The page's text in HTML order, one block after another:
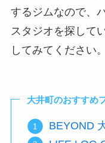
するジムなので、
スタジオを探して
してみてください。
大井町のおすすめ
BEYOND